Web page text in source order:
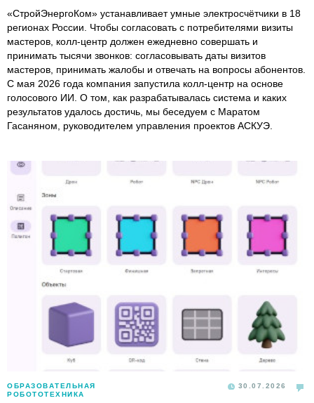
«СтройЭнергоКом» устанавливает умные электросчётчики в 18
регионах России. Чтобы согласовать с потребителями визиты
мастеров, колл-центр должен ежедневно совершать и
принимать тысячи звонков: согласовывать даты визитов
мастеров, принимать жалобы и отвечать на вопросы абонентов.
С мая 2026 года компания запустила колл-центр на основе
голосового ИИ. О том, как разрабатывалась система и каких
результатов удалось достичь, мы беседуем с Маратом
Гасаняном, руководителем управления проектов АСКУЭ.
ОБРАЗОВАТЕЛЬНАЯ
РОБОТОТЕХНИКА
30.07.2026